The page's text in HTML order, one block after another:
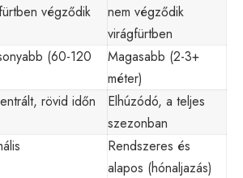
végződik
nem végződik
virágfürtben
(60-120
Magasabb (2-3+
méter)
rövid időn
Elhúzódó, a teljes
szezonban
Rendszeres és
alapos (hónaljazás)